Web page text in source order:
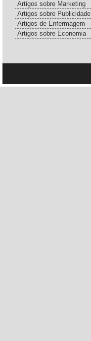
Artigos sobre Marketing
Artigos sobre Publicidade
Artigos de Enfermagem
Artigos sobre Economia